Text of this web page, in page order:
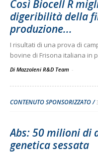
Così Biocell R
digeribilità della
produzione...
I risultati di una prova di
bovine di Frisona italiana in
Di Mazzoleni R&D Team -
CONTENUTO SPONSORIZZATO
Abs: 50 milioni di
genetica sessata